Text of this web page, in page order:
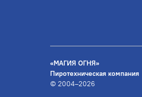
«МАГИЯ ОГНЯ»
Пиротехническая компания
© 2004–2026